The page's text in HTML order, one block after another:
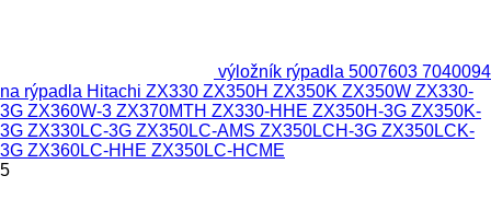
výložník rýpadla 5007603 7040094
na rýpadla Hitachi ZX330 ZX350H ZX350K ZX350W ZX330-
3G ZX360W-3 ZX370MTH ZX330-HHE ZX350H-3G ZX350K-
3G ZX330LC-3G ZX350LC-AMS ZX350LCH-3G ZX350LCK-
3G ZX360LC-HHE ZX350LC-HCME
5